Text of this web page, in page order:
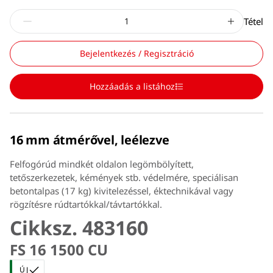
Tétel
Bejelentkezés / Regisztráció
Hozzáadás a listához
16 mm átmérővel, leélezve
Felfogórúd mindkét oldalon legömbölyített,
tetőszerkezetek, kémények stb. védelmére, speciálisan
betontalpas (17 kg) kivitelezéssel, éktechnikával vagy
rögzítésre rúdtartókkal/távtartókkal.
Cikksz. 483160
FS 16 1500 CU
ÚJ